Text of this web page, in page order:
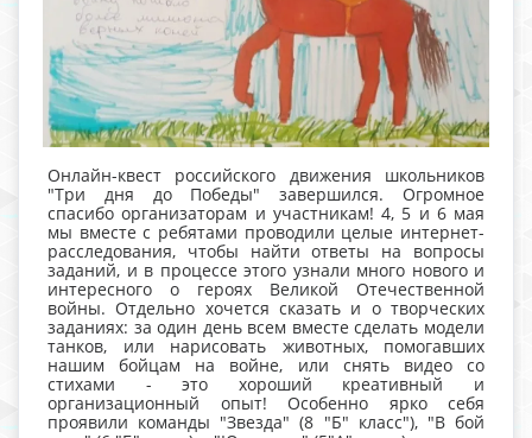
Онлайн-квест российского движения школьников
"Три дня до Победы" завершился. Огромное
спасибо организаторам и участникам! 4, 5 и 6 мая
мы вместе с ребятами проводили целые интернет-
расследования, чтобы найти ответы на вопросы
заданий, и в процессе этого узнали много нового и
интересного о героях Великой Отечественной
войны. Отдельно хочется сказать и о творческих
заданиях: за один день всем вместе сделать модели
танков, или нарисовать животных, помогавших
нашим бойцам на войне, или снять видео со
стихами - это хороший креативный и
организационный опыт! Особенно ярко себя
проявили команды "Звезда" (8 "Б" класс"), "В бой